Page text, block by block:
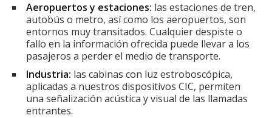
Aeropuertos y estaciones: las estaciones de tren,
autobús o metro, así como los aeropuertos, son
entornos muy transitados. Cualquier despiste o
fallo en la información ofrecida puede llevar a los
pasajeros a perder el medio de transporte.
Industria: las cabinas con luz estroboscópica,
aplicadas a nuestros dispositivos CIC, permiten
una señalización acústica y visual de las llamadas
entrantes.